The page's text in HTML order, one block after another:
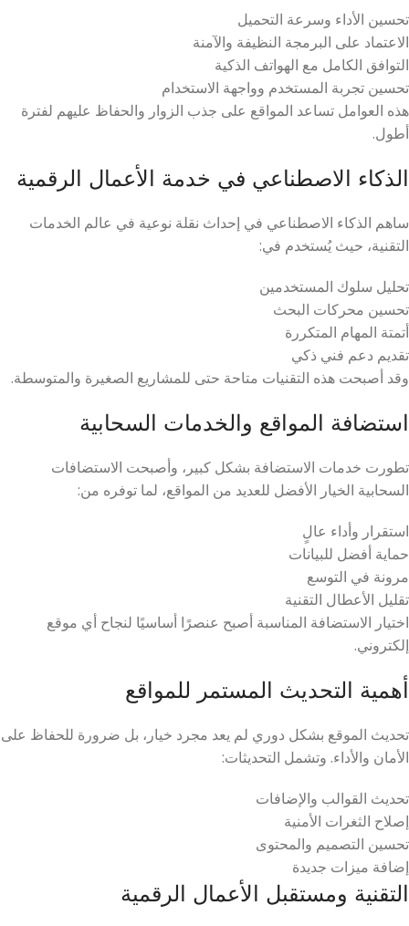
تحسين الأداء وسرعة التحميل
الاعتماد على البرمجة النظيفة والآمنة
التوافق الكامل مع الهواتف الذكية
تحسين تجربة المستخدم وواجهة الاستخدام
هذه العوامل تساعد المواقع على جذب الزوار والحفاظ عليهم لفترة
أطول.
الذكاء الاصطناعي في خدمة الأعمال الرقمية
ساهم الذكاء الاصطناعي في إحداث نقلة نوعية في عالم الخدمات
التقنية، حيث يُستخدم في:
تحليل سلوك المستخدمين
تحسين محركات البحث
أتمتة المهام المتكررة
تقديم دعم فني ذكي
وقد أصبحت هذه التقنيات متاحة حتى للمشاريع الصغيرة والمتوسطة.
استضافة المواقع والخدمات السحابية
تطورت خدمات الاستضافة بشكل كبير، وأصبحت الاستضافات
السحابية الخيار الأفضل للعديد من المواقع، لما توفره من:
استقرار وأداء عالٍ
حماية أفضل للبيانات
مرونة في التوسع
تقليل الأعطال التقنية
اختيار الاستضافة المناسبة أصبح عنصرًا أساسيًا لنجاح أي موقع
إلكتروني.
أهمية التحديث المستمر للمواقع
تحديث الموقع بشكل دوري لم يعد مجرد خيار، بل ضرورة للحفاظ على
الأمان والأداء. وتشمل التحديثات:
تحديث القوالب والإضافات
إصلاح الثغرات الأمنية
تحسين التصميم والمحتوى
إضافة ميزات جديدة
التقنية ومستقبل الأعمال الرقمية